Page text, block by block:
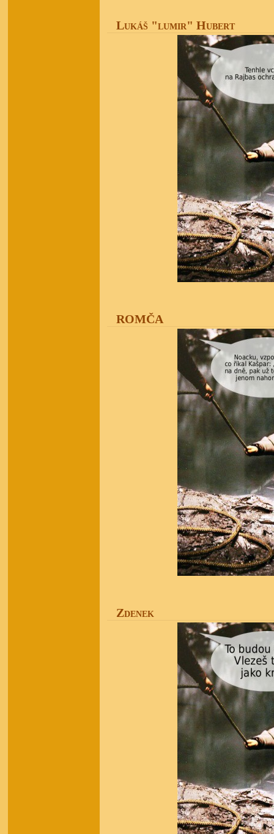
Lukáš "lumir" Hubert
ROMČA
Zdenek